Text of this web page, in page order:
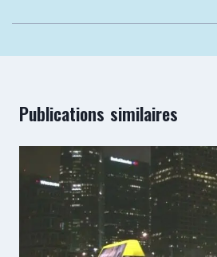
Publications similaires